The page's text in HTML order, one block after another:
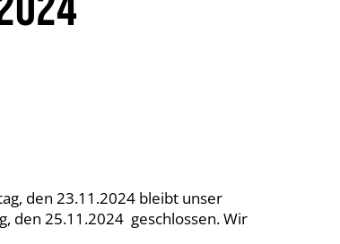
den 23.11.2024 bleibt unser
den 25.11.2024 geschlossen. Wir